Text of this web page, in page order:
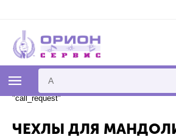
Syntax error in template
$addons.call_requests.status ==
"call_request"
ЧЕХЛЫ ДЛЯ